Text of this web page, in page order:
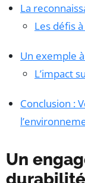
La
Les défis
Un exemple
L’impact
Conclusion :
Un
durabilité